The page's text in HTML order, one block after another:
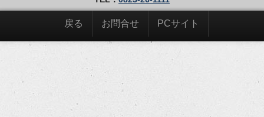
戻る お問合せ PCサイト